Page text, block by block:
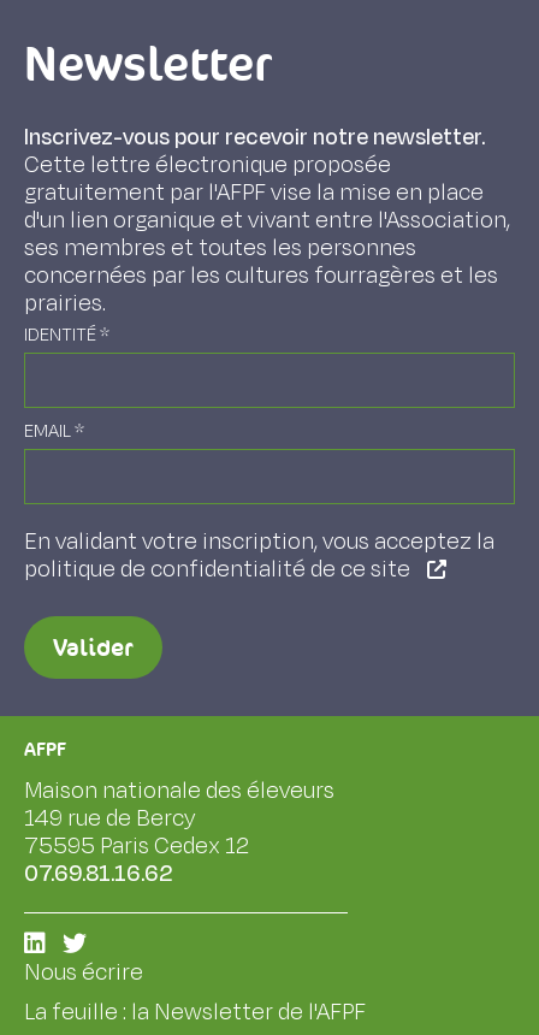
Newsletter
Inscrivez-vous pour recevoir notre newsletter.
Cette lettre électronique proposée
gratuitement par l'AFPF vise la mise en place
d'un lien organique et vivant entre l'Association,
ses membres et toutes les personnes
concernées par les cultures fourragères et les
prairies.
IDENTITÉ*
EMAIL*
En validant votre inscription, vous acceptez la
politique de confidentialité de ce site
Valider
AFPF
Maison nationale des éleveurs
149 rue de Bercy
75595 Paris Cedex 12
07.69.81.16.62
Nous écrire
La feuille : la Newsletter de l'AFPF